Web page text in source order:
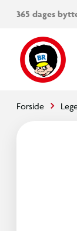
365 dages
Forside